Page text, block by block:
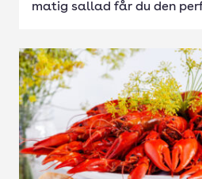
matig sallad får du den